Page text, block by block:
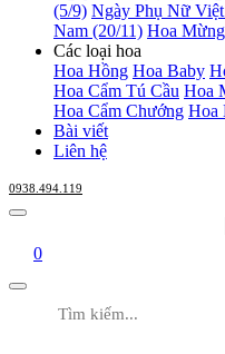
(5/9) Ngày Phụ Nữ
Nam (20/11) Hoa
Các loại hoa
Hoa Hồng Hoa Baby
Hoa Cẩm Tú Cầu Hoa
Hoa Cẩm Chướng Hoa
Bài viết
Liên hệ
0938.494.119
0